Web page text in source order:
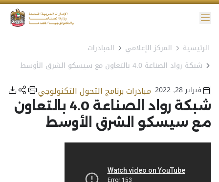
الوصول
الرئيسية المركز الإعلامي
المبادرات
شبكة رواد الصناعة 4.0 بالتعاون مع سيسكو الشرق الأوسط
فبراير 28, 2022
مبادرات برنامج التحول التكنولوجي
شبكة رواد الصناعة 4.0 بالتعاون
مع سيسكو الشرق الأوسط